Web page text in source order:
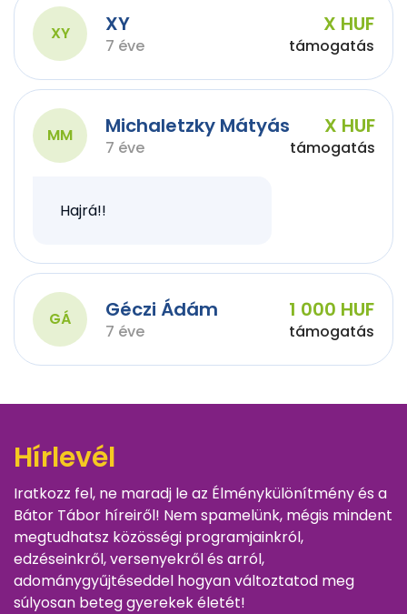
XY XY
7 éve
X HUF
támogatás
MM Michaletzky Mátyás
7 éve
X HUF
támogatás
Hajrá!!
GÁ Géczi Ádám
7 éve
1 000 HUF
támogatás
Hírlevél
Iratkozz fel, ne maradj le az Élménykülönítmény és a
Bátor Tábor híreiről! Nem spamelünk, mégis mindent
megtudhatsz közösségi programjainkról,
edzéseinkről, versenyekről és arról,
adománygyűjtéseddel hogyan változtatod meg
súlyosan beteg gyerekek életét!